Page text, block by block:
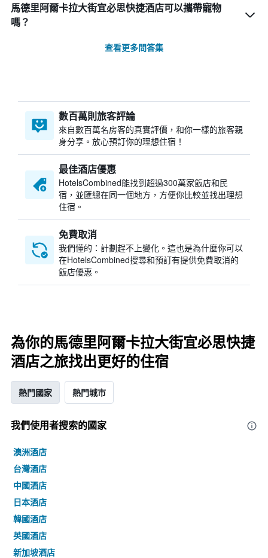
馬德里阿爾卡拉大街宜必思快捷酒店可以攜帶寵物
嗎？
查看更多問答集
數百萬則旅客評論
來自數百萬名房客的真實評價，和你一樣的旅客親
身分享。放心預訂你的理想住宿！
最佳酒店優惠
HotelsCombined​能找到超過300萬家飯店和民
宿，並匯總在同一個地方，方便你比較並找出理想
住宿。
免費取消
我們懂的：計劃趕不上變化。這也是為什麼你可以
在HotelsCombined搜尋和預訂有提供免費取消的
飯店優惠。
為你的馬德里阿爾卡拉大街宜必思快捷
酒店之旅找出更好的住宿
熱門國家 熱門城市
我們使用者搜索的國家
澳洲酒店
台灣酒店
中國酒店
日本酒店
韓國酒店
英國酒店
新加坡酒店